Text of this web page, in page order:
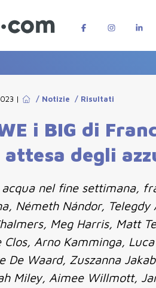
| / Notizie / Risultati
i BIG di
attesa degli
nel fine settimana,
Németh Nándor,
Meg Harris, Matt
Clos, Arno Kamminga,
De Waard, Zuszanna
Miley, Aimee Willmott,